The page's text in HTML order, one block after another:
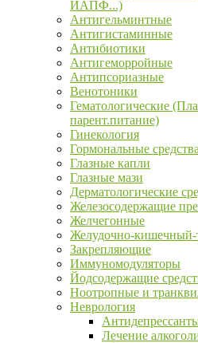
ИАПФ...)
Антигельминтные
Антигистаминные
Антибиотики
Антигеморройные
Антипсориазные
Венотоники
Гематологические
парент.питание)
Гинекология
Гормональные средства
Глазные капли
Глазные мази
Дерматологические
Железосодержащие
Желчегонные
Желудочно-кишечный-
Закрепляющие
Иммуномодуляторы
Йодсодержащие
Ноотропные и
Неврология
Лечение